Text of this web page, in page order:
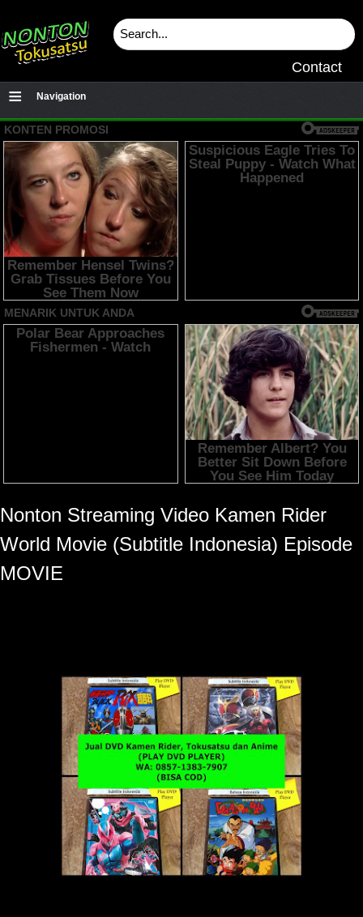
Contact
≡ Navigation
Nonton Streaming Video Kamen Rider
World Movie (Subtitle Indonesia) Episode
MOVIE